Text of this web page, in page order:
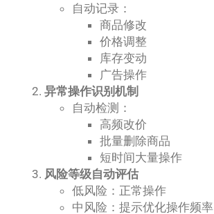
自动记录：
商品修改
价格调整
库存变动
广告操作
异常操作识别机制
自动检测：
高频改价
批量删除商品
短时间大量操作
风险等级自动评估
低风险：正常操作
中风险：提示优化操作频率